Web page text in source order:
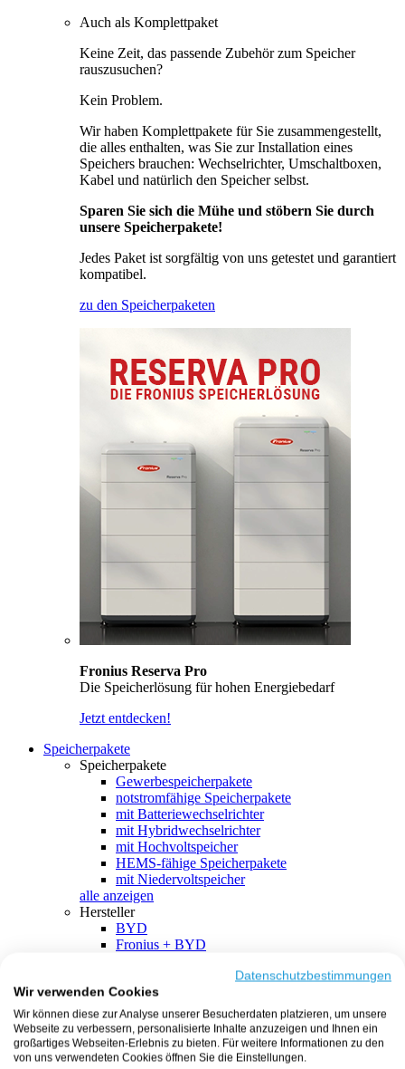
Auch als Komplettpaket
Keine Zeit, das passende Zubehör zum Speicher
rauszusuchen?
Kein Problem.
Wir haben Komplettpakete für Sie zusammengestellt,
die alles enthalten, was Sie zur Installation eines
Speichers brauchen: Wechselrichter, Umschaltboxen,
Kabel und natürlich den Speicher selbst.
Sparen Sie sich die Mühe und stöbern Sie durch
unsere Speicherpakete!
Jedes Paket ist sorgfältig von uns getestet und garantiert
kompatibel.
zu den Speicherpaketen
Fronius Reserva Pro
Die Speicherlösung für hohen Energiebedarf
Jetzt entdecken!
Speicherpakete
Speicherpakete
Gewerbespeicherpakete
notstromfähige Speicherpakete
mit Batteriewechselrichter
mit Hybridwechselrichter
mit Hochvoltspeicher
HEMS-fähige Speicherpakete
mit Niedervoltspeicher
alle anzeigen
Hersteller
BYD
Fronius + BYD
SMA + BYD
EcoFlow
EcoFlow + EcoFlow
FENECON
FENECON + FENECON
Datenschutzbestimmungen
Wir verwenden Cookies
Wir können diese zur Analyse unserer Besucherdaten platzieren, um unsere
Webseite zu verbessern, personalisierte Inhalte anzuzeigen und Ihnen ein
großartiges Webseiten-Erlebnis zu bieten. Für weitere Informationen zu den
von uns verwendeten Cookies öffnen Sie die Einstellungen.